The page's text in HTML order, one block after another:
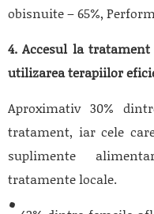
obisnuite – 65%,
4. Accesul la
utilizarea terapiilor
Aproximativ 30%
tratament, iar cele
suplimente
tratamente locale.